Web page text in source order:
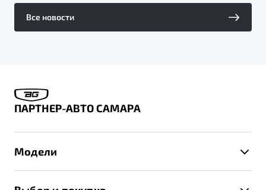
Все новости
ПАРТНЕР-АВТО САМАРА
Модели